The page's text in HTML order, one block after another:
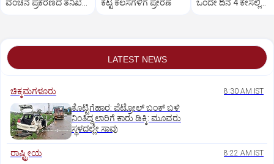
ವಂಚನೆ ಪ್ರಕರಣದ ತನಿಖೆ
ಕೆಟ್ಟ ಕೆಲಸಗಳಿಗೆ ಪ್ರೇರಣೆ
ಒಂದೇ ದಿನ 4 ಕೇಸಲ್ಲಿ
LATEST NEWS
ಚಿಕ್ಕಮಗಳೂರು 8:30 AM IST
ಕೊಟ್ಟಿಗೆಹಾರ: ಪೆಟ್ರೋಲ್ ಬಂಕ್ ಬಳಿ
ನಿಂತಿದ್ದ ಲಾರಿಗೆ ಕಾರು ಡಿಕ್ಕಿ: ಮೂವರು
ಸ್ಥಳದಲ್ಲೇ ಸಾವು
ರಾಷ್ಟ್ರೀಯ 8:22 AM IST